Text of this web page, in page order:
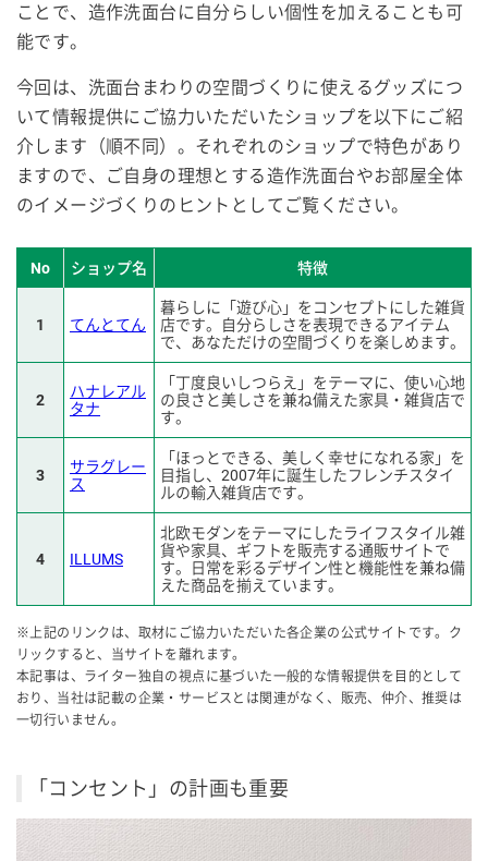
ことで、造作洗面台に自分らしい個性を加えることも可
能です。
今回は、洗面台まわりの空間づくりに使えるグッズにつ
いて情報提供にご協力いただいたショップを以下にご紹
介します（順不同）。それぞれのショップで特色があり
ますので、ご自身の理想とする造作洗面台やお部屋全体
のイメージづくりのヒントとしてご覧ください。
No ショップ名 特徴
1 てんとてん
暮らしに「遊び心」をコンセプトにした雑貨
店です。自分らしさを表現できるアイテム
で、あなただけの空間づくりを楽しめます。
2
ハナレアル
タナ
「丁度良いしつらえ」をテーマに、使い心地
の良さと美しさを兼ね備えた家具・雑貨店で
す。
3
サラグレー
ス
「ほっとできる、美しく幸せになれる家」を
目指し、2007年に誕生したフレンチスタイ
ルの輸入雑貨店です。
4 ILLUMS
北欧モダンをテーマにしたライフスタイル雑
貨や家具、ギフトを販売する通販サイトで
す。日常を彩るデザイン性と機能性を兼ね備
えた商品を揃えています。
※上記のリンクは、取材にご協力いただいた各企業の公式サイトです。ク
リックすると、当サイトを離れます。
本記事は、ライター独自の視点に基づいた一般的な情報提供を目的として
おり、当社は記載の企業・サービスとは関連がなく、販売、仲介、推奨は
一切行いません。
「コンセント」の計画も重要